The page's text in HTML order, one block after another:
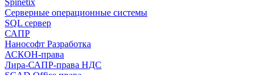
Spinetix
Серверные операционные системы
SQL сервер
САПР
Нанософт Разработка
АСКОН-права
Лира-САПР-права НДС